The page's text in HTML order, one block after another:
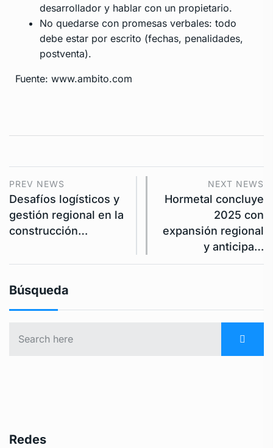
desarrollador y hablar con un propietario.
No quedarse con promesas verbales: todo
debe estar por escrito (fechas, penalidades,
postventa).
Fuente: www.ambito.com
PREV NEWS
Desafíos logísticos y
gestión regional en la
construcción…
NEXT NEWS
Hormetal concluye
2025 con
expansión regional
y anticipa…
Búsqueda
Redes